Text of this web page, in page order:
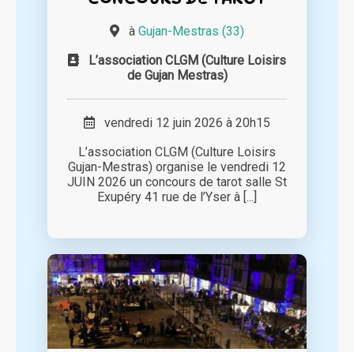
à Gujan-Mestras (33)
L’association CLGM (Culture Loisirs
de Gujan Mestras)
vendredi 12 juin 2026 à 20h15
L’association CLGM (Culture Loisirs
Gujan-Mestras) organise le vendredi 12
JUIN 2026 un concours de tarot salle St
Exupéry 41 rue de l’Yser à [...]